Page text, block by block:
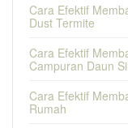
Cara Efektif
Dust Termite
Cara Efektif
Campuran Daun
Cara Efektif
Rumah